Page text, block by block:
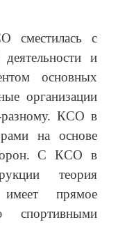
сместилась с
и
основных
организации
КСО в
на основе
С КСО в
теория
имеет прямое
спортивными